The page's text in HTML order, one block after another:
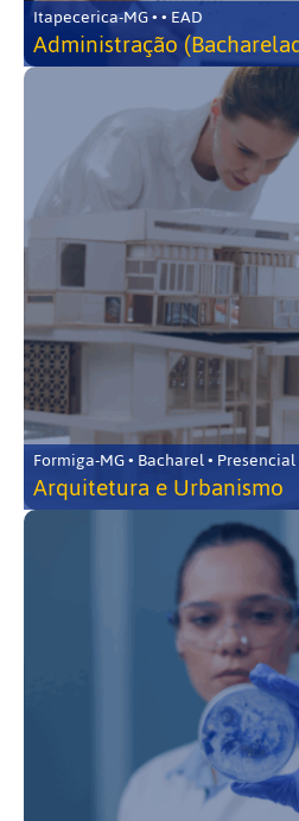
Itapecerica-MG • • EAD
Administração
Formiga-MG • Bacharel • Presencial
Arquitetura e Urbanismo